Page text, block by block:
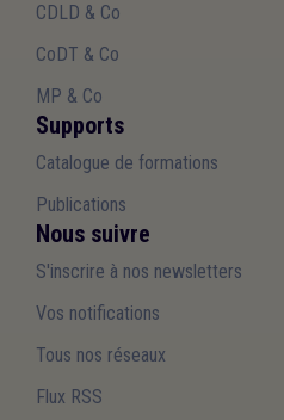
CDLD & Co
CoDT & Co
MP & Co
Supports
Catalogue de formations
Publications
Nous suivre
S'inscrire à nos newsletters
Vos notifications
Tous nos réseaux
Flux RSS